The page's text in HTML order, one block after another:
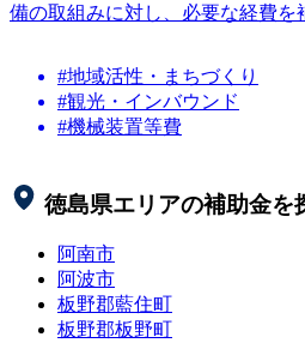
備の取組みに対し、必要な経費を
#地域活性・まちづくり
#観光・インバウンド
#機械装置等費
徳島県エリアの補助金を
阿南市
阿波市
板野郡藍住町
板野郡板野町